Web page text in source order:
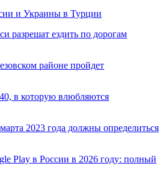
и Украины в Турции
разрешат ездить по дорогам
районе пройдет
в которую влюбляются
2023 года должны определиться
Play в России в 2026 году: полный